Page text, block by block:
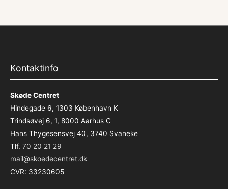
Kontaktinfo
Skøde Centret
Hindegade 6, 1303 København K
Trindsøvej 6, 1, 8000 Aarhus C
Hans Thygesensvej 40, 3740 Svaneke
Tlf. 70 20 21 29
mail@skoedecentret.dk
CVR: 33230605